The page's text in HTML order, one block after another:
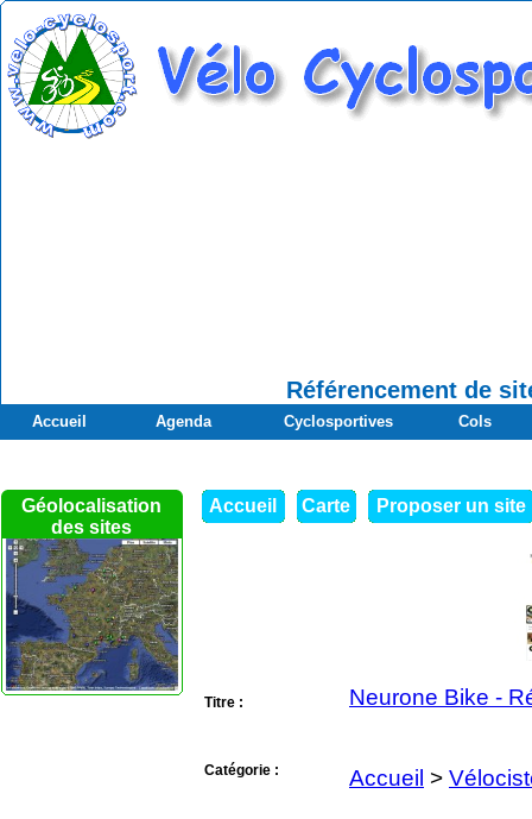
Référencement de
Accueil Agenda Cyclosportives Cols
Géolocalisation
des sites
Accueil Carte Proposer un site
Titre : Neurone Bike -
Catégorie : Accueil >